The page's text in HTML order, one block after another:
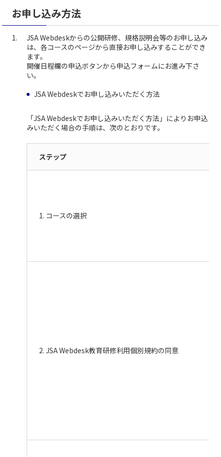
お申し込み方法
JSA Webdeskからの公開研修、規格説明会等のお申し込み
は、各コースのページから直接お申し込みすることができ
ます。
開催日程欄の申込ボタンから申込フォームにお進み下さ
い。
JSA Webdeskでお申し込みいただく方法
「JSA Webdeskでお申し込みいただく方法」によりお申込
みいただく場合の手順は、次のとおりです。
ステップ
1. コースの選択
2. JSA Webdesk教育研修利用個別規約の同意